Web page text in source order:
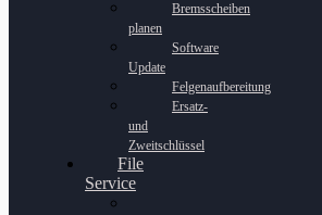
Bremsscheiben
planen
Software
Update
Felgenaufbereitung
Ersatz-
und
Zweitschlüssel
File
Service